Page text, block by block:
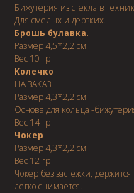
Бижутерия из стекла в
Для смелых и дерзких.
Брошь булавка.
Размер 4,5*2,2 см
Вес 10 гр
Колечко
НА ЗАКАЗ
Размер 4,3*2,2 см
Основа для кольца -
Вес 14 гр
Чокер
Размер 4,3*2,2 см
Вес 12 гр
Чокер без застежки,
легко снимается.